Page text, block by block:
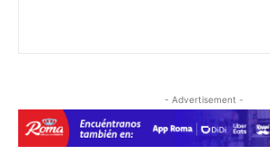
- Advertisement -